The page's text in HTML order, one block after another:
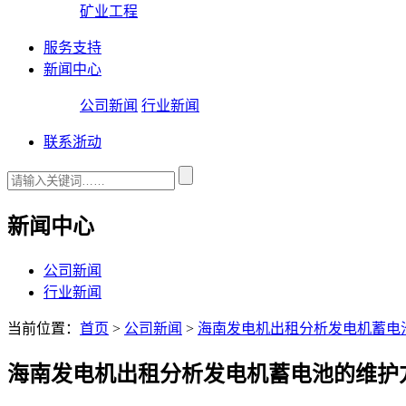
矿业工程
服务支持
新闻中心
公司新闻 行业新闻
联系浙动
新闻中心
公司新闻
行业新闻
当前位置： 首页 > 公司新闻 > 海南发电机出租分析发电机蓄电
海南发电机出租分析发电机蓄电池的维护